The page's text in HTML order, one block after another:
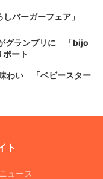
バーガーフェア」
グランプリに 「bijo
ート
わい 「ベビースター
ト
ュース